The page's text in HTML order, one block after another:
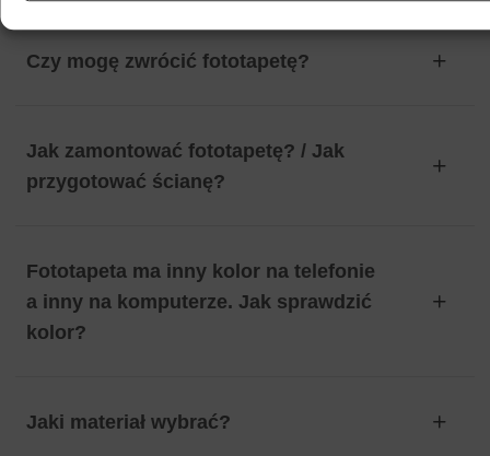
Czy mogę zwrócić fototapetę?
Jak zamontować fototapetę? / Jak
przygotować ścianę?
Fototapeta ma inny kolor na telefonie
a inny na komputerze. Jak sprawdzić
kolor?
Jaki materiał wybrać?